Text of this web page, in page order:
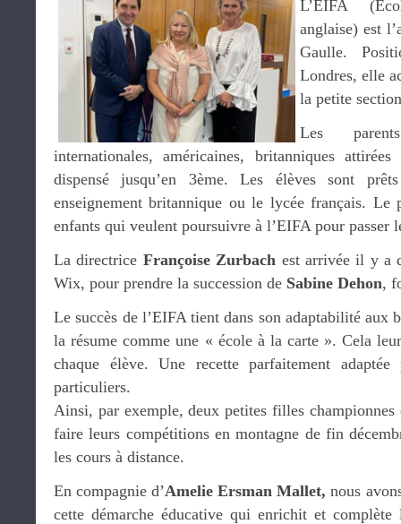
L’EIFA
anglaise) est
Gaulle.
Londres, elle
la petite
Les
internationales, américaines, britanniques
dispensé jusqu’en 3ème. Les élèves sont
enseignement britannique ou le lycée français.
enfants qui veulent poursuivre à l’EIFA pour passer
La directrice Françoise Zurbach est arrivée il y a
Wix, pour prendre la succession de Sabine Dehon,
Le succès de l’EIFA tient dans son adaptabilité aux
la résume comme une « école à la carte ». Cela
chaque élève. Une recette parfaitement
particuliers.
Ainsi, par exemple, deux petites filles championnes
faire leurs compétitions en montagne de fin
les cours à distance.
En compagnie d’Amelie Ersman Mallet, nous
cette démarche éducative qui enrichit et complète